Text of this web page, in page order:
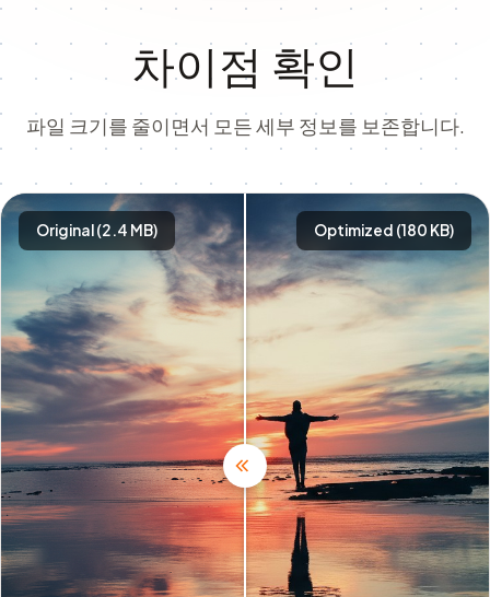
차이점 확인
파일 크기를 줄이면서 모든 세부 정보를 보존합니다.
Optimized (180 KB)
Original (2.4 MB)